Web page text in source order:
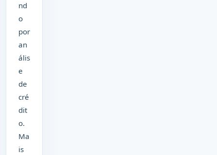
nd
o
por
an
ális
e
de
cré
dit
o.
Ma
is